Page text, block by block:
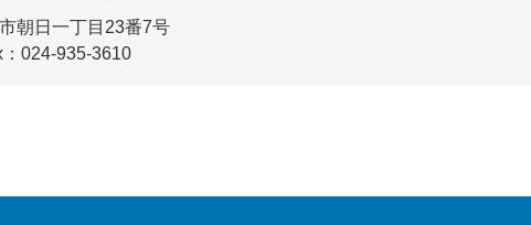
朝日一丁目23番7号
：024-935-3610